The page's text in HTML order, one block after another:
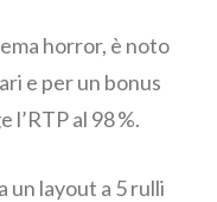
horror, è noto
e per un bonus
l’RTP al 98 %.
un layout a 5 rulli